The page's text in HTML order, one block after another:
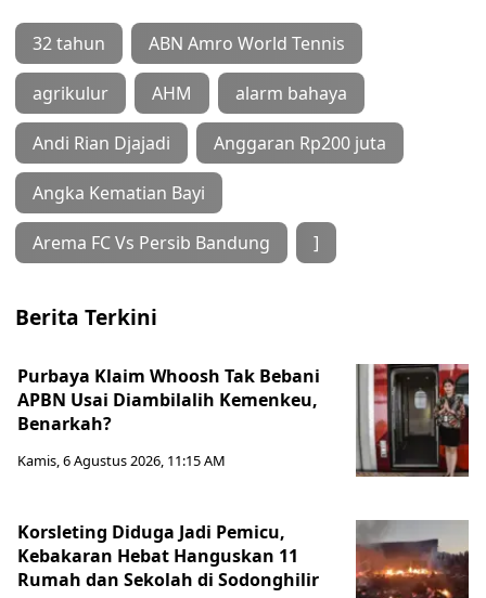
32 tahun ABN Amro World Tennis
agrikulur AHM alarm bahaya
Andi Rian Djajadi Anggaran Rp200 juta
Angka Kematian Bayi
Arema FC Vs Persib Bandung ]
Berita Terkini
Purbaya Klaim Whoosh Tak Bebani
APBN Usai Diambilalih Kemenkeu,
Benarkah?
Kamis, 6 Agustus 2026, 11:15 AM
Korsleting Diduga Jadi Pemicu,
Kebakaran Hebat Hanguskan 11
Rumah dan Sekolah di Sodonghilir